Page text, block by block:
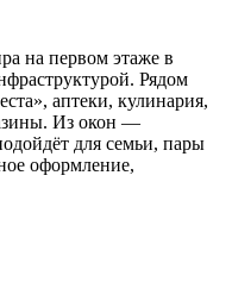
на первом этаже в
Рядом
аптеки, кулинария,
Из окон —
для семьи, пары
оформление,